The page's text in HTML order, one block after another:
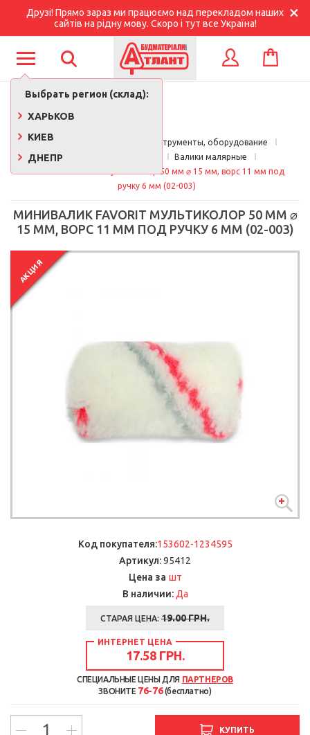
Друзі! Прямо зараз ми працюємо над перекладом наших
сайтів на рідну мову. Скоро і тут все Україна!
Выбрать регион (склад):
ХАРЬКОВ
КИЕВ
ДНЕПР
КОРЗИНА
Главная
Строительные инструменты, оборудование
Валики малярные
Минивалик Favorit Мультиколор 50 мм ⌀ 15 мм, ворс 11 мм под
ручку 6 мм (02-003)
МИНИВАЛИК FAVORIT МУЛЬТИКОЛОР 50 ММ ⌀
15 ММ, ВОРС 11 ММ ПОД РУЧКУ 6 ММ (02-003)
АКЦИЯ
Код покупателя:153602-1234595
Артикул:95412
Цена за шт
В наличии: Да
СТАРАЯ ЦЕНА: 19.00 ГРН.
ИНТЕРНЕТ ЦЕНА
17.58 ГРН.
СПЕЦИАЛЬНЫЕ ЦЕНЫ ДЛЯ ПАРТНЕРОВ
ЗВОНИТЕ 76-76(бесплатно)
КУПИТЬ